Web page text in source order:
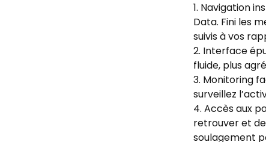
Navigation
Data. Fini les
suivis à vos
Interface
fluide, plus
Monitoring
surveillez
Accès aux
retrouver et
soulagement